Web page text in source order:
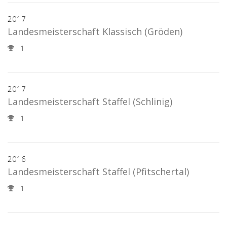
2017
Landesmeisterschaft Klassisch (Gröden)
1
2017
Landesmeisterschaft Staffel (Schlinig)
1
2016
Landesmeisterschaft Staffel (Pfitschertal)
1